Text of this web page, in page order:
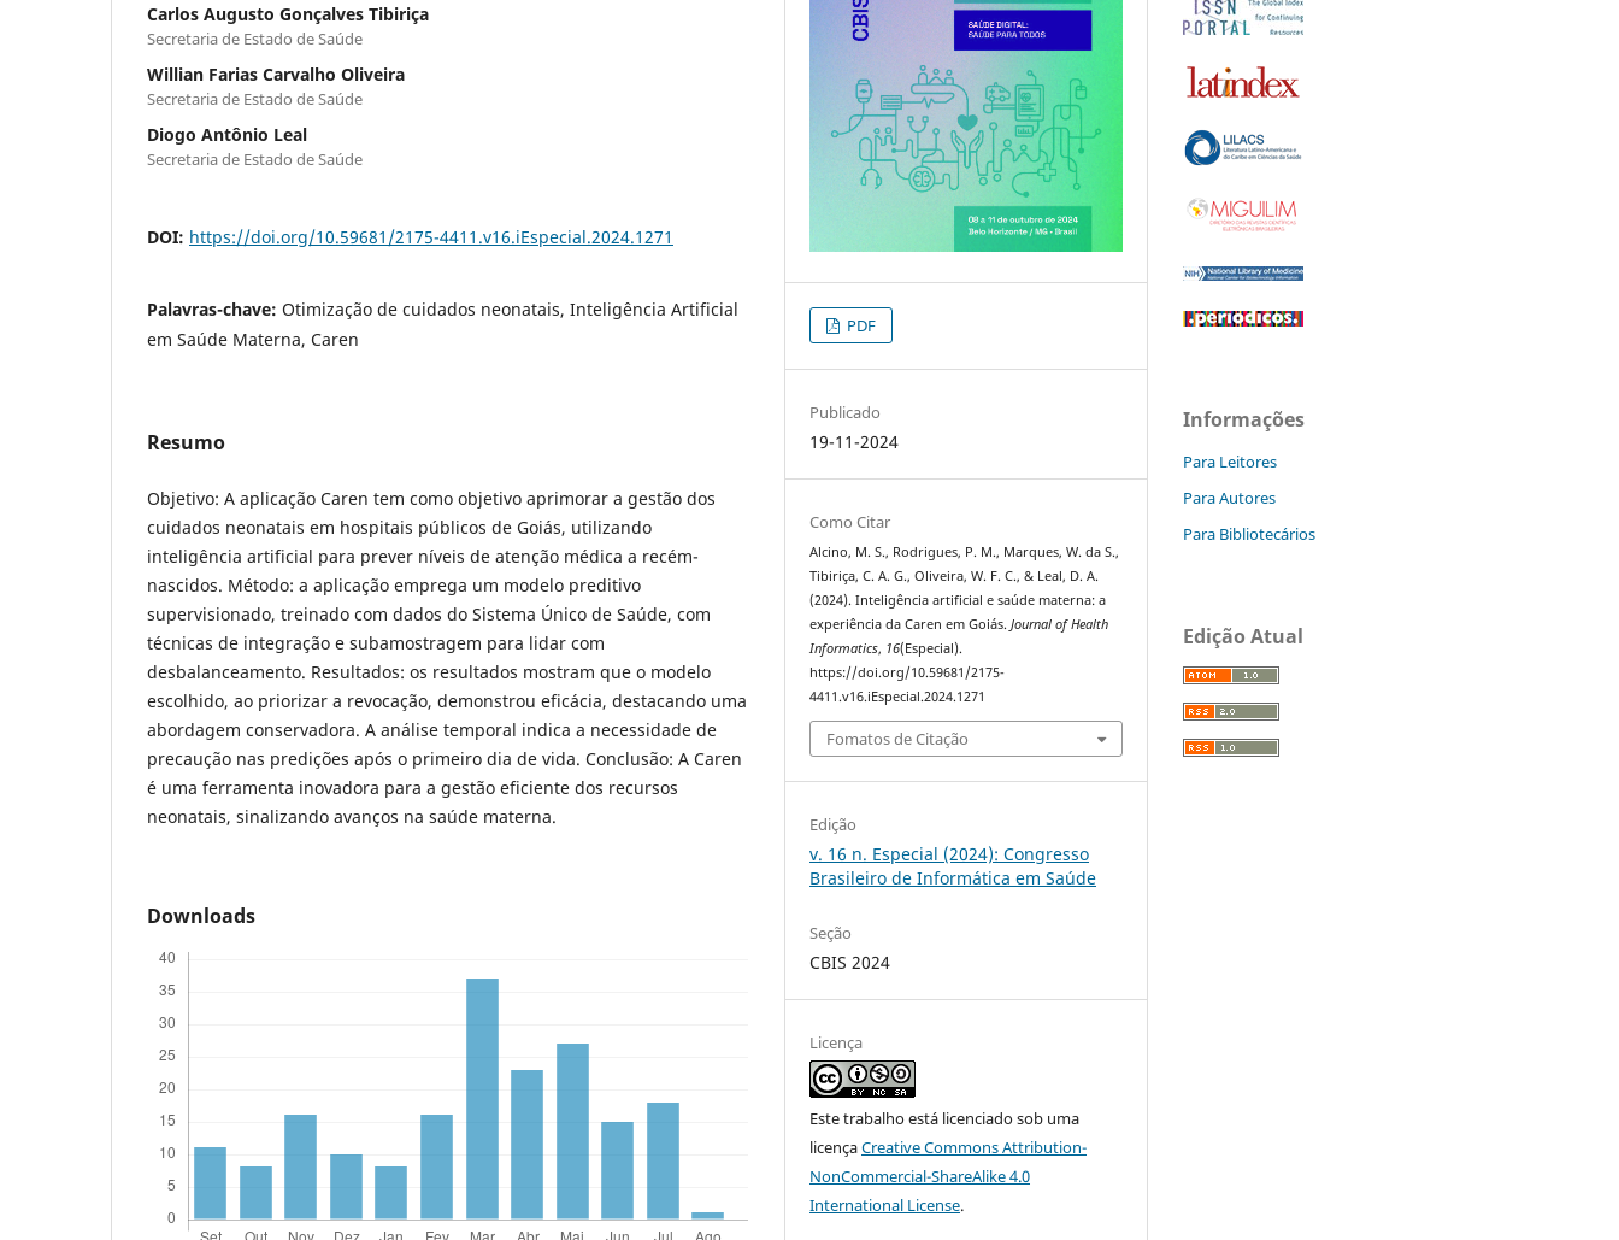
Carlos Augusto Gonçalves Tibiriça
Secretaria de Estado de Saúde
Willian Farias Carvalho Oliveira
Secretaria de Estado de Saúde
Diogo Antônio Leal
Secretaria de Estado de Saúde
DOI: https://doi.org/10.59681/2175-4411.v16.iEspecial.2024.1271
Palavras-chave: Otimização de cuidados neonatais, Inteligência Artificial
em Saúde Materna, Caren
Resumo
Objetivo: A aplicação Caren tem como objetivo aprimorar a gestão dos
cuidados neonatais em hospitais públicos de Goiás, utilizando
inteligência artificial para prever níveis de atenção médica a recém-
nascidos. Método: a aplicação emprega um modelo preditivo
supervisionado, treinado com dados do Sistema Único de Saúde, com
técnicas de integração e subamostragem para lidar com
desbalanceamento. Resultados: os resultados mostram que o modelo
escolhido, ao priorizar a revocação, demonstrou eficácia, destacando uma
abordagem conservadora. A análise temporal indica a necessidade de
precaução nas predições após o primeiro dia de vida. Conclusão: A Caren
é uma ferramenta inovadora para a gestão eficiente dos recursos
neonatais, sinalizando avanços na saúde materna.
Downloads
PDF
Publicado
19-11-2024
Como Citar
Alcino, M. S., Rodrigues, P. M., Marques, W. da S.,
Tibiriça, C. A. G., Oliveira, W. F. C., & Leal, D. A.
(2024). Inteligência artificial e saúde materna: a
experiência da Caren em Goiás.Journal of Health
Informatics, 16(Especial).
https://doi.org/10.59681/2175-
4411.v16.iEspecial.2024.1271
Fomatos de Citação
Edição
v. 16 n. Especial (2024): Congresso
Brasileiro de Informática em Saúde
Seção
CBIS 2024
Licença
Este trabalho está licenciado sob uma
licençaCreative Commons Attribution-
NonCommercial-ShareAlike 4.0
International License.
Informações
Para Leitores
Para Autores
Para Bibliotecários
Edição Atual